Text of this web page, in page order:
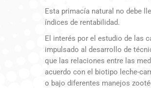
Esta primacía natural no debe
índices de rentabilidad.
El interés por el estudio de las
impulsado al desarrollo de
que las relaciones entre las
acuerdo con el biotipo leche-
o bajo diferentes manejos